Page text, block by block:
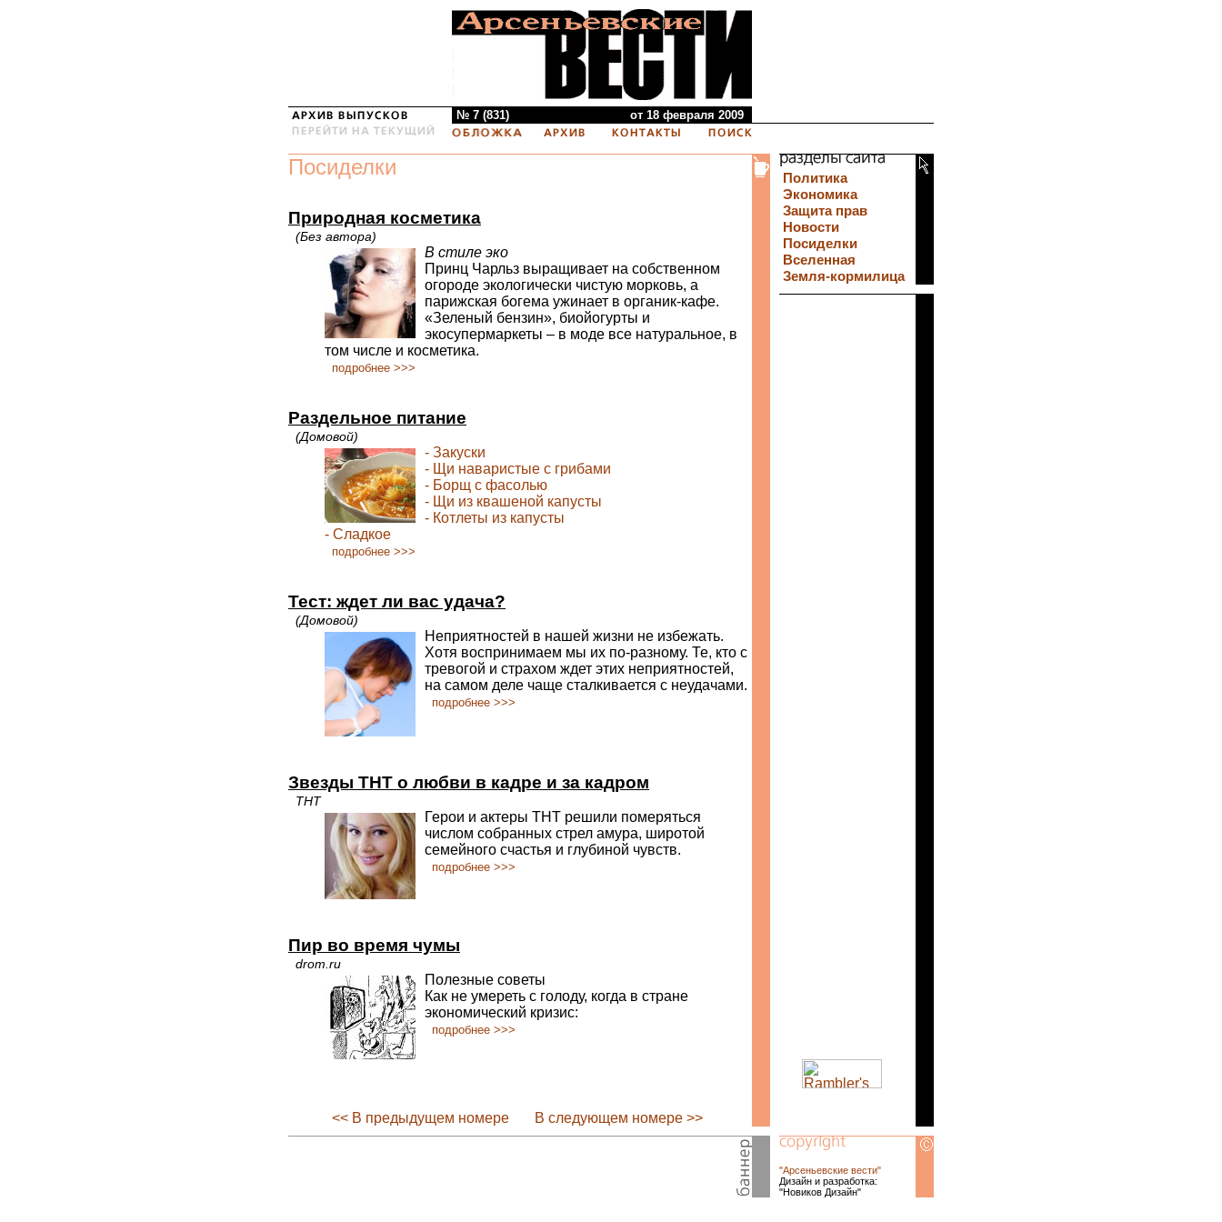
№ 7 (831) от 18 февраля 2009
Посиделки
Природная косметика
(Без автора)
В стиле эко
Принц Чарльз выращивает на собственном
огороде экологически чистую морковь, а
парижская богема ужинает в органик-кафе.
«Зеленый бензин», биойогурты и
экосупермаркеты – в моде все натуральное, в
том числе и косметика.
подробнее >>>
Раздельное питание
(Домовой)
- Закуски
- Щи наваристые с грибами
- Борщ с фасолью
- Щи из квашеной капусты
- Котлеты из капусты
- Сладкое
подробнее >>>
Тест: ждет ли вас удача?
(Домовой)
Неприятностей в нашей жизни не избежать.
Хотя воспринимаем мы их по-разному. Те, кто с
тревогой и страхом ждет этих неприятностей,
на самом деле чаще сталкивается с неудачами.
подробнее >>>
Звезды ТНТ о любви в кадре и за кадром
ТНТ
Герои и актеры ТНТ решили померяться
числом собранных стрел амура, широтой
семейного счастья и глубиной чувств.
подробнее >>>
Пир во время чумы
drom.ru
Полезные советы
Как не умереть с голоду, когда в стране
экономический кризис:
подробнее >>>
<< В предыдущем номере В следующем номере >>
Политика
Экономика
Защита прав
Новости
Посиделки
Вселенная
Земля-кормилица
"Арсеньевские вести"
Дизайн и разработка:
"Новиков Дизайн"